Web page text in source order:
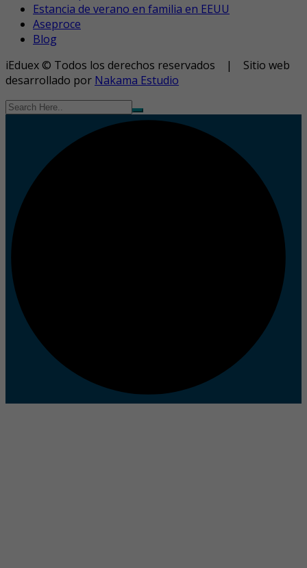
Estancia de verano en familia en EEUU
Aseproce
Blog
iEduex © Todos los derechos reservados | Sitio web
desarrollado por Nakama Estudio